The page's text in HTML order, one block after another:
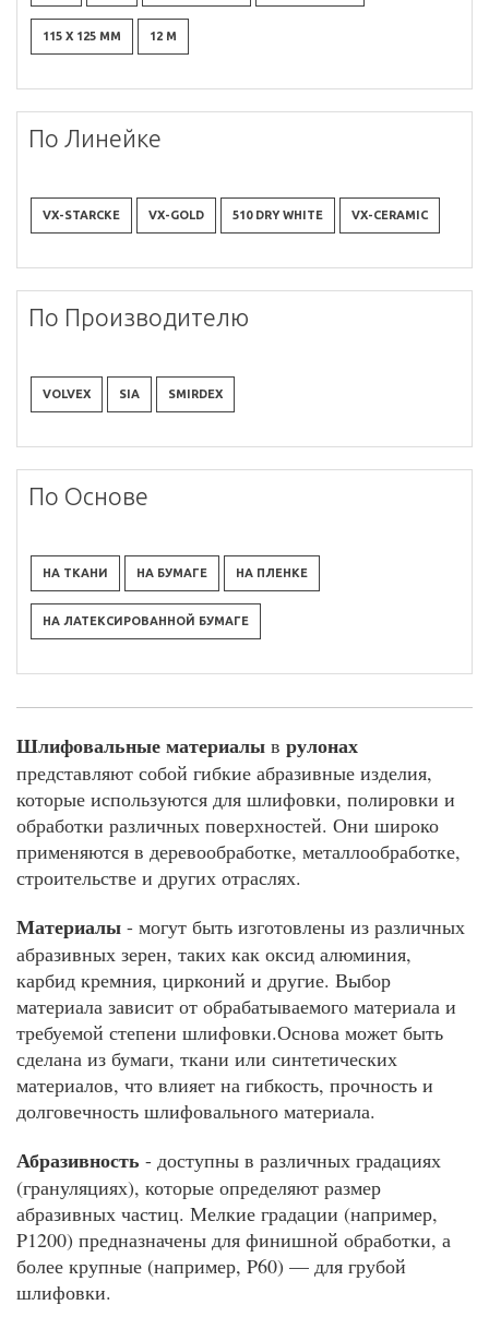
115 X 125 ММ 12 М
По Линейке
VX-STARCKE VX-GOLD 510 DRY WHITE VX-CERAMIC
По Производителю
VOLVEX SIA SMIRDEX
По Основе
НА ТКАНИ НА БУМАГЕ НА ПЛЕНКЕ
НА ЛАТЕКСИРОВАННОЙ БУМАГЕ
Шлифовальные материалы в рулонах
представляют собой гибкие абразивные изделия,
которые используются для шлифовки, полировки и
обработки различных поверхностей. Они широко
применяются в деревообработке, металлообработке,
строительстве и других отраслях.
Материалы - могут быть изготовлены из различных
абразивных зерен, таких как оксид алюминия,
карбид кремния, цирконий и другие. Выбор
материала зависит от обрабатываемого материала и
требуемой степени шлифовки.Основа может быть
сделана из бумаги, ткани или синтетических
материалов, что влияет на гибкость, прочность и
долговечность шлифовального материала.
Абразивность - доступны в различных градациях
(грануляциях), которые определяют размер
абразивных частиц. Мелкие градации (например,
P1200) предназначены для финишной обработки, а
более крупные (например, P60) — для грубой
шлифовки.